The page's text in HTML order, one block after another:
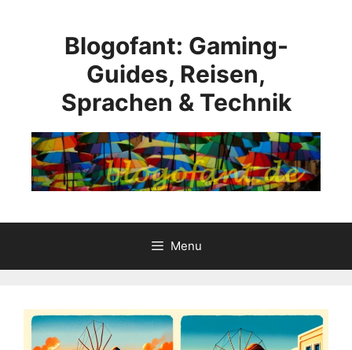
Blogofant: Gaming-
Guides, Reisen,
Sprachen & Technik
Menu